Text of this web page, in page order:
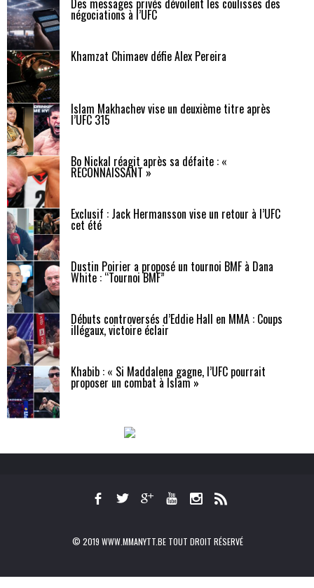
Des messages privés dévoilent les coulisses des
négociations à l’UFC
Khamzat Chimaev défie Alex Pereira
Islam Makhachev vise un deuxième titre après
l’UFC 315
Bo Nickal réagit après sa défaite : «
RECONNAISSANT »
Exclusif : Jack Hermansson vise un retour à l’UFC
cet été
Dustin Poirier a proposé un tournoi BMF à Dana
White : “Tournoi BMF”
Débuts controversés d’Eddie Hall en MMA : Coups
illégaux, victoire éclair
Khabib : « Si Maddalena gagne, l’UFC pourrait
proposer un combat à Islam »
© 2019 WWW.MMANYTT.BE TOUT DROIT RÉSERVÉ